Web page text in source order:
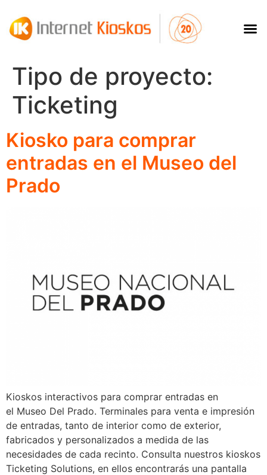
Tipo de proyecto:
Ticketing
Kiosko para comprar
entradas en el Museo del
Prado
Kioskos interactivos para comprar entradas en
el Museo Del Prado. Terminales para venta e impresión
de entradas, tanto de interior como de exterior,
fabricados y personalizados a medida de las
necesidades de cada recinto. Consulta nuestros kioskos
Ticketing Solutions, en ellos encontrarás una pantalla